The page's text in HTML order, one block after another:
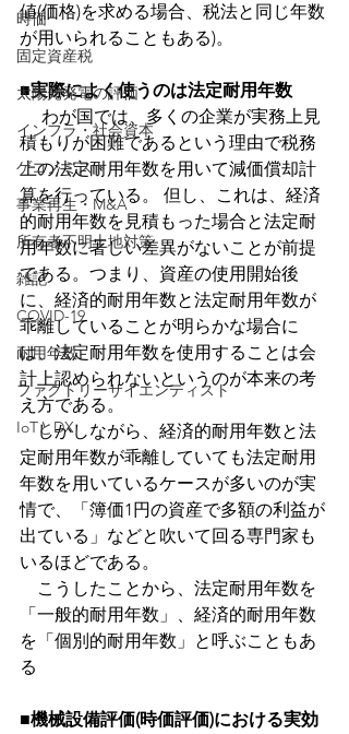
時価
固定資産税
太陽光発電の評価
インフラ・社会資本
ゲコノミスト
事業再生・M&A
所有者不明土地対策
雑記
COVID-19
耐用年数
ファクトリーサイエンティスト
IoTとDX
値(価格)を求める場合、税法と同じ年数
が用いられることもある)。
■実際によく使うのは法定耐用年数
わが国では、多くの企業が実務上見
積もりが困難であるという理由で税務
上の法定耐用年数を用いて減価償却計
算を行っている。 但し、これは、経済
的耐用年数を見積もった場合と法定耐
用年数に著しい差異がないことが前提
である。つまり、資産の使用開始後
に、経済的耐用年数と法定耐用年数が
乖離していることが明らかな場合に
は、法定耐用年数を使用することは会
計上認められないというのが本来の考
え方である。
しかしながら、経済的耐用年数と法
定耐用年数が乖離していても法定耐用
年数を用いているケースが多いのが実
情で、「簿価1円の資産で多額の利益が
出ている」などと吹いて回る専門家も
いるほどである。
こうしたことから、法定耐用年数を
「一般的耐用年数」、経済的耐用年数
を「個別的耐用年数」と呼ぶこともあ
る
■機械設備評価(時価評価)における実効